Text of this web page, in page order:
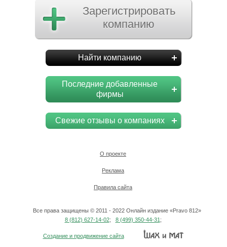
Зарегистрировать
компанию
Найти компанию
Последние добавленные
фирмы
Свежие отзывы о компаниях
О проекте
Реклама
Правила сайта
Все права защищены © 2011 - 2022 Онлайн издание «Pravo 812»
8 (812) 627-14-02; 8 (499) 350-44-31 ;
Создание и продвижение сайта